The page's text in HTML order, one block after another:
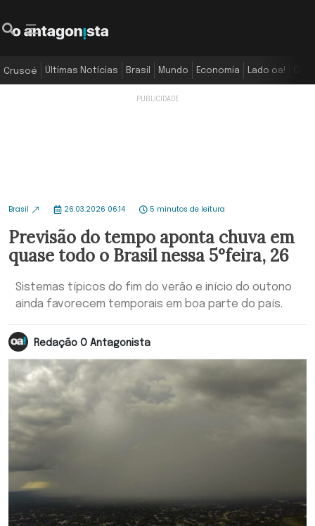
Crusoé Últimas Notícias Brasil Mundo Economia Lado oa!
Brasil 26.03.2026 06:14 5 minutos de leitura
Previsão do tempo aponta chuva em
quase todo o Brasil nessa 5°feira, 26
Sistemas típicos do fim do verão e início do outono
ainda favorecem temporais em boa parte do país.
Redação O Antagonista